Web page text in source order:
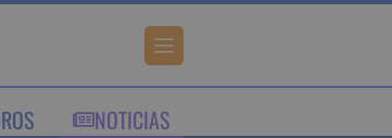
NOTICIAS